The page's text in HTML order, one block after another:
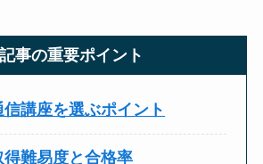
事の重要ポイント
講座を選ぶポイント
難易度と合格率